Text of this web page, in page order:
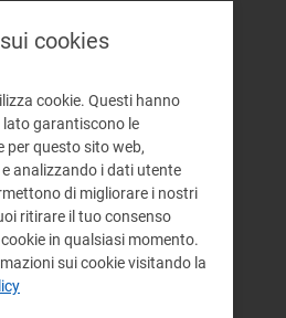
di riconoscimento
servizio di
cookies
cookie. Questi hanno
garantiscono le
per questo sito web,
analizzando i dati utente
di migliorare i nostri
ritirare il tuo consenso
in qualsiasi momento.
sui cookie visitando la